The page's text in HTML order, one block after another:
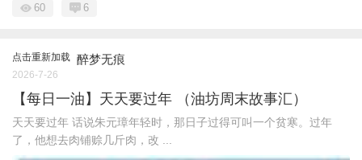
60 6
点击重新加载 醉梦无痕
2026-7-26
【每日一油】天天要过年 （油坊周末故事汇）
天天要过年 话说朱元璋年轻时，那日子过得可叫一个贫寒。过年
了，他想去肉铺赊几斤肉，改 ...